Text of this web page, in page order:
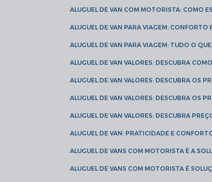
ALUGUEL DE VAN COM MOTORISTA: COMO
ALUGUEL DE VAN PARA VIAGEM:
ALUGUEL DE VAN PARA VIAGEM: TUDO O
ALUGUEL DE VAN VALORES: DESCUBRA
ALUGUEL DE VAN VALORES: DESCUBRA OS
ALUGUEL DE VAN VALORES: DESCUBRA OS
ALUGUEL DE VAN VALORES: DESCUBRA
ALUGUEL DE VAN: PRATICIDADE E
ALUGUEL DE VANS COM MOTORISTA É A
ALUGUEL DE VANS COM MOTORISTA É